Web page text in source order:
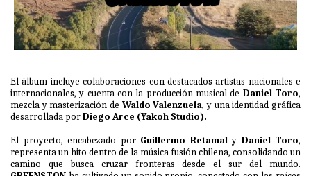
El álbum incluye colaboraciones con destacados artistas nacionales e
internacionales, y cuenta con la producción musical de Daniel Toro,
mezcla y masterización de Waldo Valenzuela, y una identidad gráfica
desarrollada porDiego Arce (Yakoh Studio).
El proyecto, encabezado por Guillermo Retamaly Daniel Toro,
representa un hito dentro de la música fusión chilena, consolidando un
camino que busca cruzar fronteras desde el sur del mundo.